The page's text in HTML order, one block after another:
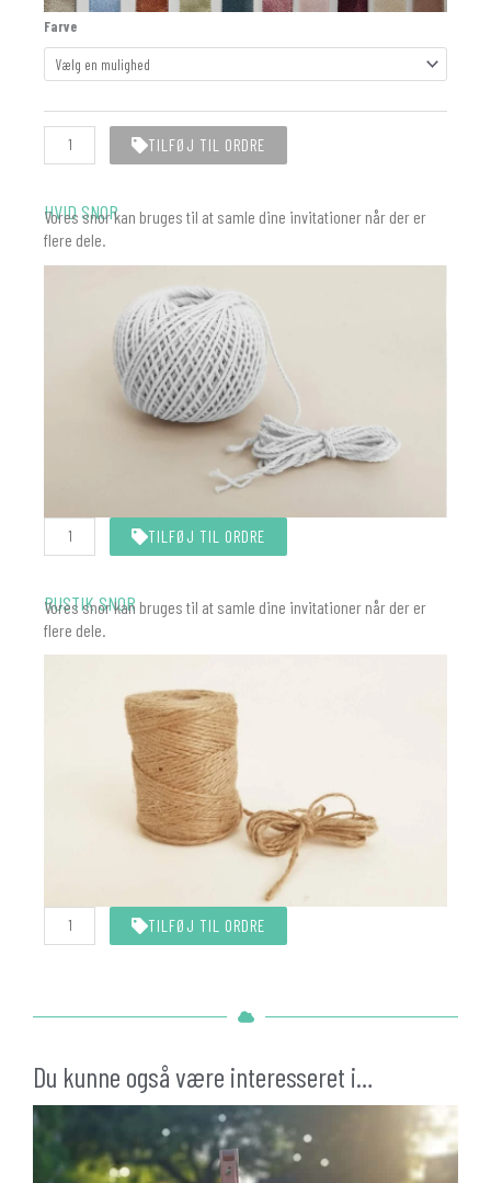
Farve
Silkebånd
15mm
antal
TILFØJ TIL ORDRE
HVID SNOR
Vores snor kan bruges til at samle dine invitationer når der er
flere dele.
antal
TILFØJ TIL ORDRE
RUSTIK SNOR
Vores snor kan bruges til at samle dine invitationer når der er
flere dele.
TILFØJ TIL ORDRE
Du kunne også være interesseret i…